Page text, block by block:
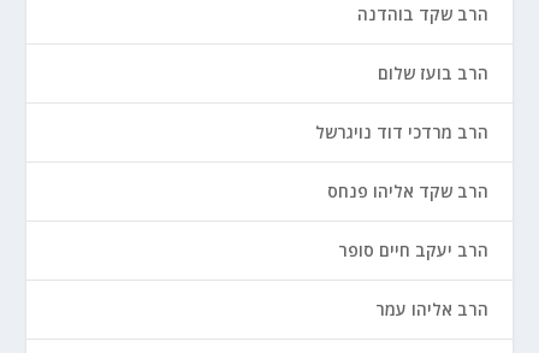
הרב שקד בוהדנה
הרב בועז שלום
הרב מרדכי דוד נויגרשל
הרב שקד אליהו פנחס
הרב יעקב חיים סופר
הרב אליהו עמר